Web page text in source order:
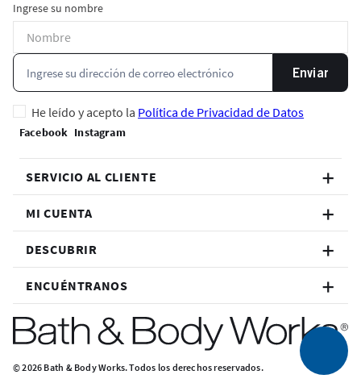
Ingrese su nombre
Enviar
He leído y acepto la Política de Privacidad de Datos
SERVICIO AL CLIENTE
MI CUENTA
DESCUBRIR
ENCUÉNTRANOS
© 2026 Bath & Body Works. Todos los derechos reservados.